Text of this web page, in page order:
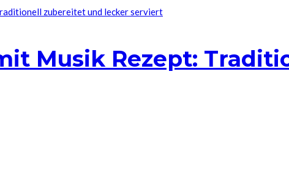
Musik Rezept: